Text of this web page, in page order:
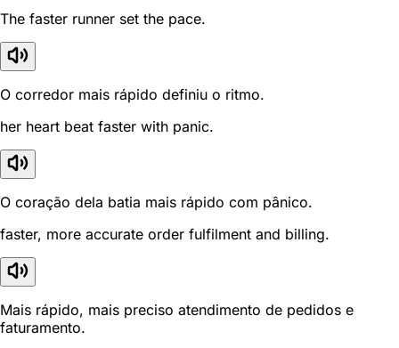
The faster runner set the pace.
O corredor mais rápido definiu o ritmo.
her heart beat faster with panic.
O coração dela batia mais rápido com pânico.
faster, more accurate order fulfilment and billing.
Mais rápido, mais preciso atendimento de pedidos e
faturamento.